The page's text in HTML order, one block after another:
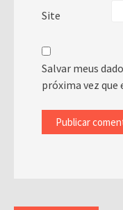
Site
Salvar meus
próxima vez que